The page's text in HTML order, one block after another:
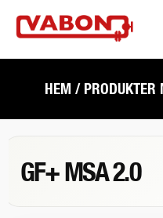
HEM /
GF+ MSA 2.0